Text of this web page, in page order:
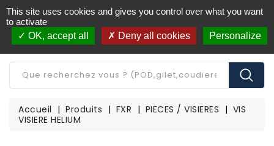
Livraison offerte à partir de 250€ d'achat (*)
CATÉGORIE
Accueil Produits FXR PIECES / VISIERES
VIS
VISIERE HELIUM
This site uses cookies and gives you control over what you want
to activate
OK, accept all
Deny all cookies Personalize